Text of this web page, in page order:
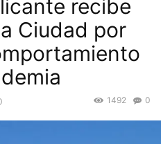
recibe
Ciudad por
0
1492